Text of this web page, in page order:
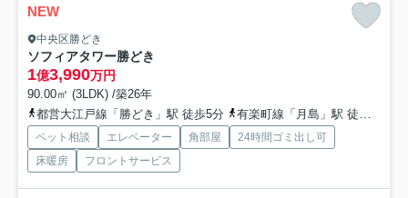
NEW
中央区勝どき
ソフィアタワー勝どき
1億3,990万円
90.00㎡ (3LDK) /築26年
都営大江戸線「勝どき」駅 徒歩5分
有楽町線「月島」駅 徒歩14分
ペット相談 エレベーター 角部屋
24時間ゴミ出し可
床暖房
フロントサービス